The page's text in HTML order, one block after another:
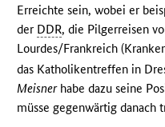
Erreichte sein, wobei er
der DDR, die Pilgerreisen
Lourdes/Frankreich
das Katholikentreffen in
Meisnerhabe dazu seine
müsse gegenwärtig danach